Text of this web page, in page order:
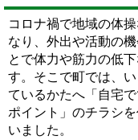
コロナ禍で地域の体
なり、外出や活動の
とで体力や筋力の低
す。そこで町では、
ているかたへ「自宅
ポイント」のチラシ
いました。